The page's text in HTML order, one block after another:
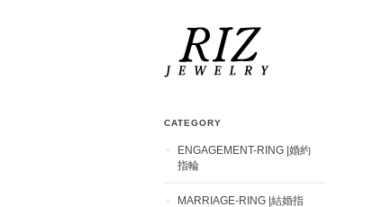
CATEGORY
ENGAGEMENT-RING |婚約
指輪
MARRIAGE-RING |結婚指